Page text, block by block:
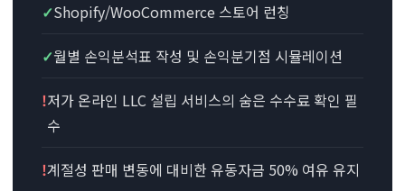
✓Shopify/WooCommerce 스토어 런칭
✓월별 손익분석표 작성 및 손익분기점 시뮬레이션
!저가 온라인 LLC 설립 서비스의 숨은 수수료 확인 필
수
!계절성 판매 변동에 대비한 유동자금 50% 여유 유지